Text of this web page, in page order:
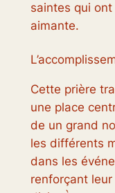
saintes qui
aimante.
Cette prière
une place
de un grand
les différents
dans les
renforçant